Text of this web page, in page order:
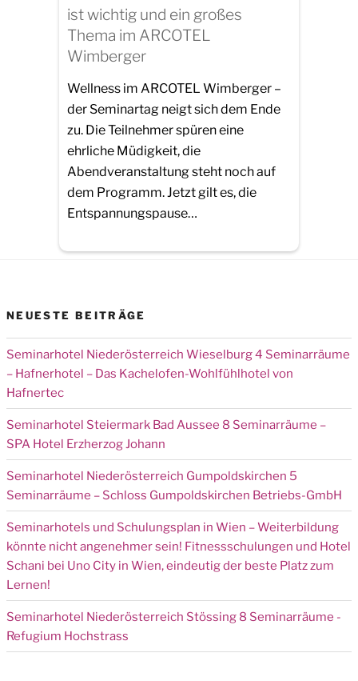
ist wichtig und ein großes
Thema im ARCOTEL
Wimberger
Wellness im ARCOTEL Wimberger –
der Seminartag neigt sich dem Ende
zu. Die Teilnehmer spüren eine
ehrliche Müdigkeit, die
Abendveranstaltung steht noch auf
dem Programm. Jetzt gilt es, die
Entspannungspause…
NEUESTE BEITRÄGE
Seminarhotel Niederösterreich Wieselburg 4 Seminarräume
– Hafnerhotel – Das Kachelofen-Wohlfühlhotel von
Hafnertec
Seminarhotel Steiermark Bad Aussee 8 Seminarräume –
SPA Hotel Erzherzog Johann
Seminarhotel Niederösterreich Gumpoldskirchen 5
Seminarräume – Schloss Gumpoldskirchen Betriebs-GmbH
Seminarhotels und Schulungsplan in Wien – Weiterbildung
könnte nicht angenehmer sein! Fitnessschulungen und Hotel
Schani bei Uno City in Wien, eindeutig der beste Platz zum
Lernen!
Seminarhotel Niederösterreich Stössing 8 Seminarräume -
Refugium Hochstrass